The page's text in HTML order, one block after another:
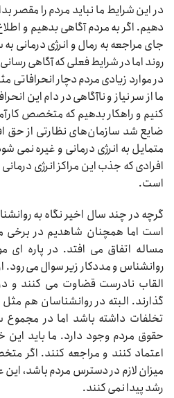
در این شرایط ما نباید مردم را مقصر
دهیم. اگر به مردم آگاهی بدهیم و
جای مراجعه به رمال و انرژی
روند اما در شرایط فعلی که آگاهی
در موارد زیادی مردم دچار
ما از سر نیاز و ناآگاهی در دام این
کنیم و راهکار بدهیم که متخصص
ضایع شد سازمان‌های نظارتی از حق
متمایل به انرژی درمانی و غیره نمی
افرادی که جذب این مراکز انرژی
است.
گرچه در چند سال اخیر نگاه به
است اما همچنان شاهدیم در برخی
مساله اتفاق می افتد. در پاره
روانشناس و مددکار زیر سوال می رود.
القاب نادرست قضاوت می کنند و
گذارند. البته در روانشناسان هم
تخلفات داشته باشد اما در مجموع
حقوق مردم وجود دارد. ما باید این
اعتماد کنند و مراجعه کنند. اگر
میزان لازم در دسترس مردم باشد،
رشد پیدا نمی کنند.